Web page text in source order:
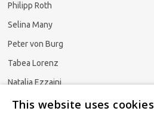
Philipp Roth
Selina Many
Peter von Burg
Tabea Lorenz
Natalja Ezzaini
This website uses cookies